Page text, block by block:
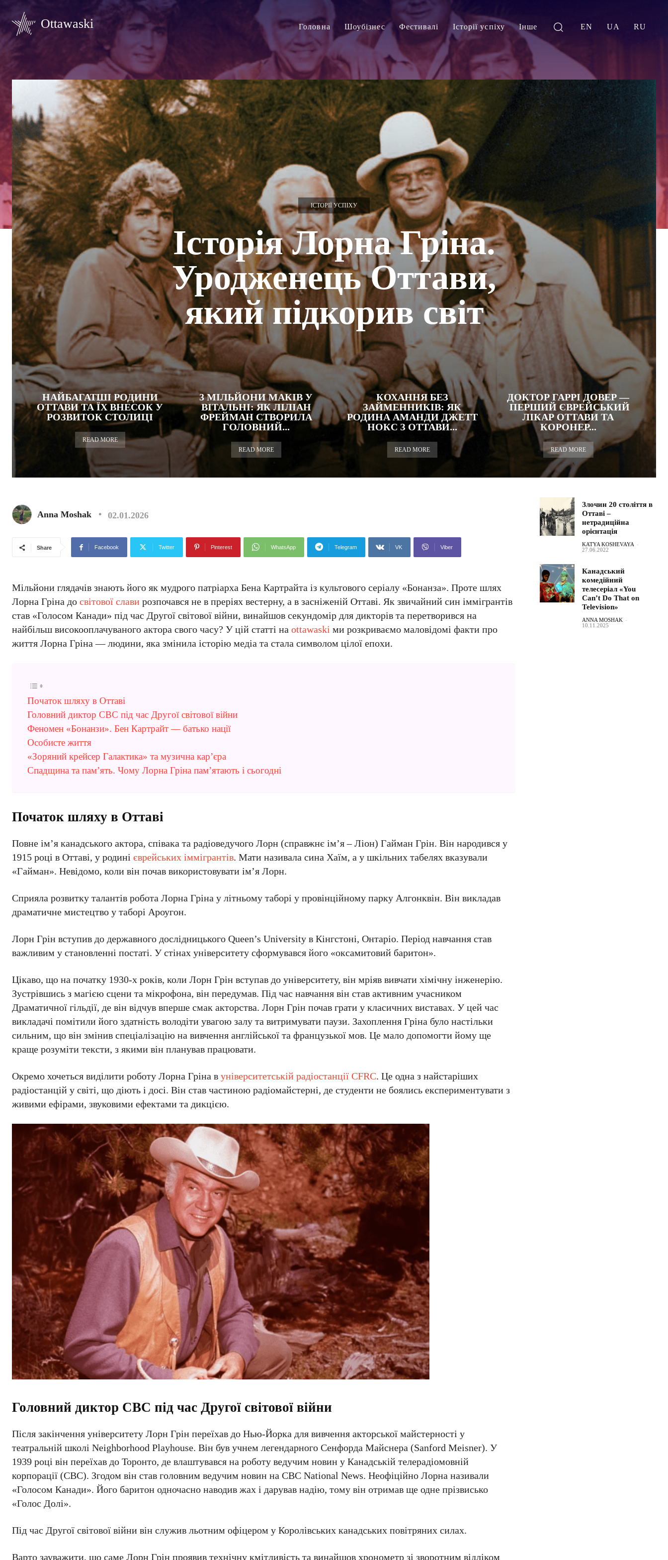
Ottawaski Головна Шоубізнес Фестивалі Історії успіху Інше EN UA RU
ІСТОРІЇ УСПІХУ
Історія Лорна Гріна.
Уродженець Оттави,
який підкорив світ
НАЙБАГАТШІ РОДИНИ
ОТТАВИ ТА ЇХ ВНЕСОК У
РОЗВИТОК СТОЛИЦІ
READ MORE
3 МІЛЬЙОНИ МАКІВ У
ВІТАЛЬНІ: ЯК ЛІЛІАН
ФРЕЙМАН СТВОРИЛА
ГОЛОВНИЙ...
READ MORE
КОХАННЯ БЕЗ
ЗАЙМЕННИКІВ: ЯК
РОДИНА АМАНДИ ДЖЕТТ
НОКС З ОТТАВИ...
READ MORE
ДОКТОР ГАРРІ ДОВЕР —
ПЕРШИЙ ЄВРЕЙСЬКИЙ
ЛІКАР ОТТАВИ ТА
КОРОНЕР...
READ MORE
Anna Moshak 02.01.2026
Share Facebook Twitter Pinterest WhatsApp Telegram VK Viber
Мільйони глядачів знають його як мудрого патріарха Бена Картрайта із культового серіалу «Бонанза». Проте шлях
Лорна Гріна до світової слави розпочався не в преріях вестерну, а в засніженій Оттаві. Як звичайний син іммігрантів
став «Голосом Канади» під час Другої світової війни, винайшов секундомір для дикторів та перетворився на
найбільш високооплачуваного актора свого часу? У цій статті на ottawaski ми розкриваємо маловідомі факти про
життя Лорна Гріна — людини, яка змінила історію медіа та стала символом цілої епохи.
Початок шляху в Оттаві
Головний диктор CBC під час Другої світової війни
Феномен «Бонанзи». Бен Картрайт — батько нації
Особисте життя
«Зоряний крейсер Галактика» та музична кар’єра
Спадщина та пам’ять. Чому Лорна Гріна пам’ятають і сьогодні
Початок шляху в Оттаві
Повне ім’я канадського актора, співака та радіоведучого Лорн (справжнє ім’я – Ліон) Гайман Грін. Він народився у
1915 році в Оттаві, у родині єврейських іммігрантів. Мати називала сина Хаїм, а у шкільних табелях вказували
«Гайман». Невідомо, коли він почав використовувати ім’я Лорн.
Сприяла розвитку талантів робота Лорна Гріна у літньому таборі у провінційному парку Алгонквін. Він викладав
драматичне мистецтво у таборі Ароугон.
Лорн Грін вступив до державного дослідницького Queen’s University в Кінгстоні, Онтаріо. Період навчання став
важливим у становленні постаті. У стінах університету сформувався його «оксамитовий баритон».
Цікаво, що на початку 1930-х років, коли Лорн Грін вступав до університету, він мріяв вивчати хімічну інженерію.
Зустрівшись з магією сцени та мікрофона, він передумав. Під час навчання він став активним учасником
Драматичної гільдії, де він відчув вперше смак акторства. Лорн Грін почав грати у класичних виставах. У цей час
викладачі помітили його здатність володіти увагою залу та витримувати паузи. Захоплення Гріна було настільки
сильним, що він змінив спеціалізацію на вивчення англійської та французької мов. Це мало допомогти йому ще
краще розуміти тексти, з якими він планував працювати.
Окремо хочеться виділити роботу Лорна Гріна в університетській радіостанції CFRC. Це одна з найстаріших
радіостанцій у світі, що діють і досі. Він став частиною радіомайстерні, де студенти не боялись експериментувати з
живими ефірами, звуковими ефектами та дикцією.
Головний диктор CBC під час Другої світової війни
Після закінчення університету Лорн Грін переїхав до Нью-Йорка для вивчення акторської майстерності у
театральній школі Neighborhood Playhouse. Він був учнем легендарного Сенфорда Майснера (Sanford Meisner). У
1939 році він переїхав до Торонто, де влаштувався на роботу ведучим новин у Канадській телерадіомовній
корпорації (CBC). Згодом він став головним ведучим новин на CBC National News. Неофіційно Лорна називали
«Голосом Канади». Його баритон одночасно наводив жах і дарував надію, тому він отримав ще одне прізвисько
«Голос Долі».
Під час Другої світової війни він служив льотним офіцером у Королівських канадських повітряних силах.
Варто зауважити, що саме Лорн Грін проявив технічну кмітливість та винайшов хронометр зі зворотним відліком
Злочин 20 століття в
Оттаві –
нетрадиційна
орієнтація
KATYA KOSHEVAYA -
27.06.2022
Канадський
комедійний
телесеріал «You
Can’t Do That on
Television»
ANNA MOSHAK -
10.11.2025